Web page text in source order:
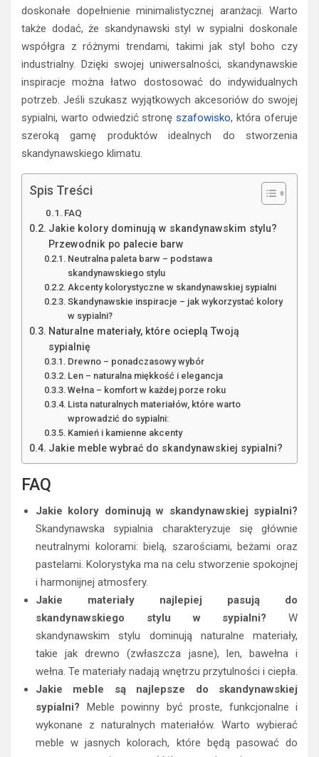
doskonałe dopełnienie minimalistycznej aranżacji. Warto
także dodać, że skandynawski styl w sypialni doskonale
współgra z różnymi trendami, takimi jak styl boho czy
industrialny. Dzięki swojej uniwersalności, skandynawskie
inspiracje można łatwo dostosować do indywidualnych
potrzeb. Jeśli szukasz wyjątkowych akcesoriów do swojej
sypialni, warto odwiedzić stronęszafowisko, która oferuje
szeroką gamę produktów idealnych do stworzenia
skandynawskiego klimatu.
Spis Treści
FAQ
Jakie kolory dominują w skandynawskim stylu?
Przewodnik po palecie barw
Neutralna paleta barw – podstawa
skandynawskiego stylu
Akcenty kolorystyczne w skandynawskiej sypialni
Skandynawskie inspiracje – jak wykorzystać kolory
w sypialni?
Naturalne materiały, które ocieplą Twoją
sypialnię
Drewno – ponadczasowy wybór
Len – naturalna miękkość i elegancja
Wełna – komfort w każdej porze roku
Lista naturalnych materiałów, które warto
wprowadzić do sypialni:
Kamień i kamienne akcenty
Jakie meble wybrać do skandynawskiej sypialni?
FAQ
Jakie kolory dominują w skandynawskiej sypialni?
Skandynawska sypialnia charakteryzuje się głównie
neutralnymi kolorami: bielą, szarościami, beżami oraz
pastelami. Kolorystyka ma na celu stworzenie spokojnej
i harmonijnej atmosfery.
Jakie materiały najlepiej pasują do
skandynawskiego stylu w sypialni? W
skandynawskim stylu dominują naturalne materiały,
takie jak drewno (zwłaszcza jasne), len, bawełna i
wełna. Te materiały nadają wnętrzu przytulności i ciepła.
Jakie meble są najlepsze do skandynawskiej
sypialni? Meble powinny być proste, funkcjonalne i
wykonane z naturalnych materiałów. Warto wybierać
meble w jasnych kolorach, które będą pasować do